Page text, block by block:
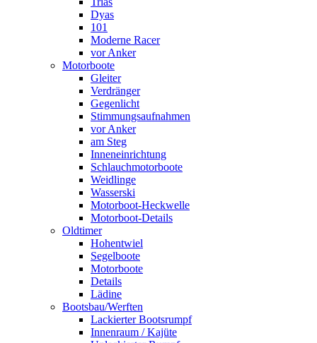
Dyas
101
Moderne Racer
vor Anker
Motorboote
Gleiter
Verdränger
Gegenlicht
Stimmungsaufnahmen
vor Anker
am Steg
Inneneinrichtung
Schlauchmotorboote
Weidlinge
Wasserski
Motorboot-Heckwelle
Motorboot-Details
Oldtimer
Hohentwiel
Segelboote
Motorboote
Details
Lädine
Bootsbau/Werften
Lackierter Bootsrumpf
Innenraum / Kajüte